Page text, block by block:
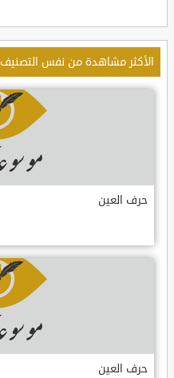
الأكثر مشاهدة من نفس التصنيف
حرف العين
حرف العين